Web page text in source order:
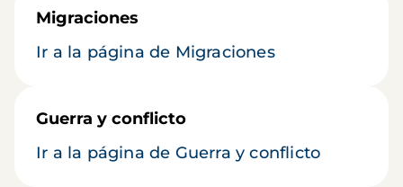
Migraciones
Ir a la página de Migraciones
Guerra y conflicto
Ir a la página de Guerra y conflicto